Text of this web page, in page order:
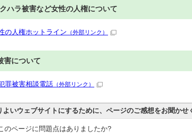
ハラ被害など女性の人権について
の人権ホットライン （外部リンク）
害について
罪被害相談電話 （外部リンク）
よいウェブサイトにするために、ページのご感想をお聞かせ
のページに問題点はありましたか?